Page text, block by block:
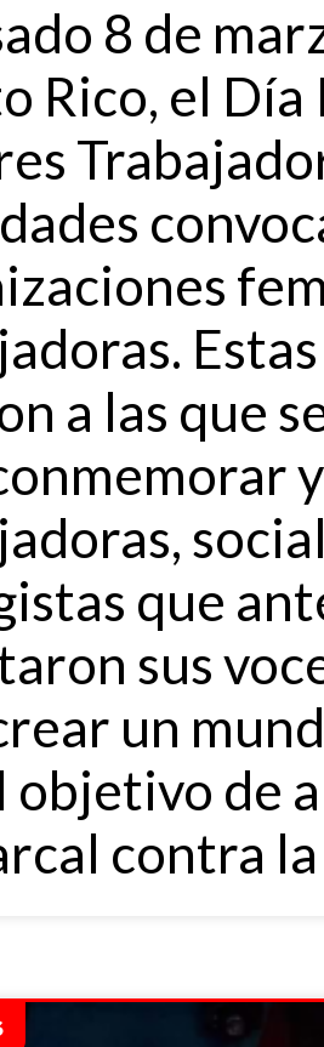
8 de
Rico, el
a las que
que
sus
un
objetivo de
contra